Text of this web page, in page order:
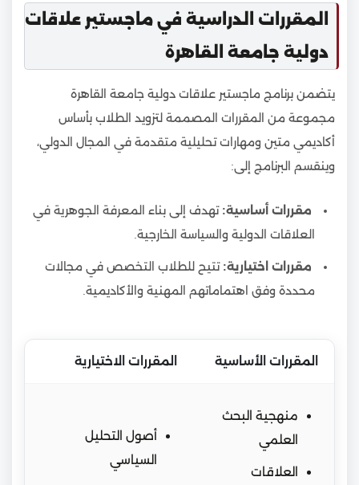
المقررات الدراسية في ماجستير علاقات
دولية جامعة القاهرة
يتضمن برنامج ماجستير علاقات دولية جامعة القاهرة
مجموعة من المقررات المصممة لتزويد الطلاب بأساس
أكاديمي متين ومهارات تحليلية متقدمة في المجال الدولي،
وينقسم البرنامج إلى:
مقررات أساسية:تهدف إلى بناء المعرفة الجوهرية في
العلاقات الدولية والسياسة الخارجية.
مقررات اختيارية: تتيح للطلاب التخصص في مجالات
محددة وفق اهتماماتهم المهنية والأكاديمية.
المقررات الأساسية المقررات الاختيارية
منهجية البحث
العلمي
العلاقات
أصول التحليل
السياسي